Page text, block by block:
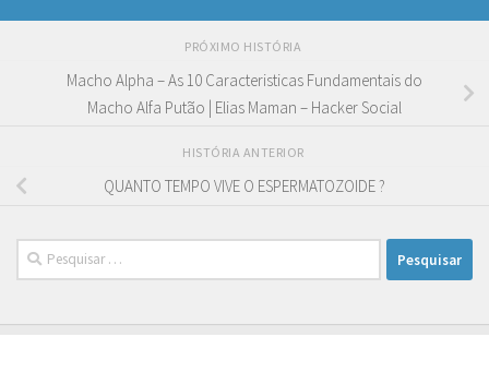
PRÓXIMO HISTÓRIA
Macho Alpha – As 10 Caracteristicas Fundamentais do
Macho Alfa Putão | Elias Maman – Hacker Social
HISTÓRIA ANTERIOR
QUANTO TEMPO VIVE O ESPERMATOZOIDE ?
Pesquisar
por: